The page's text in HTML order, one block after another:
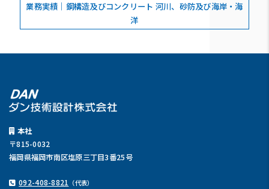
業務実績｜鋼構造及びコンクリート 河川、砂防及び海岸・海
洋
本社
〒815-0032
福岡県福岡市南区塩原三丁目3番25号
092-408-8821 （代表）